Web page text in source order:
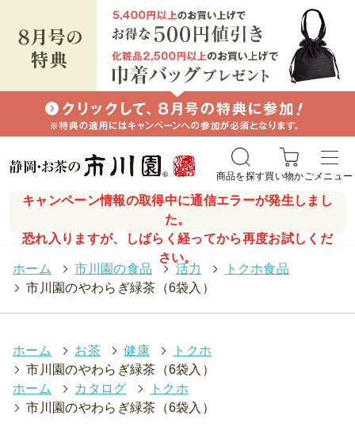
キャンペーン情報の取得中に通信エラーが発生しまし
た。
恐れ入りますが、しばらく経ってから再度お試しくだ
さい。
商品を探す買い物かごメニュー
ホーム > 市川園の食品 > 活力 >
トクホ食品
> 市川園のやわらぎ緑茶（6袋入）
ホーム > お茶 > 健康 >
トクホ
> 市川園のやわらぎ緑茶（6袋入）
ホーム
> カタログ >
トクホ
> 市川園のやわらぎ緑茶（6袋入）